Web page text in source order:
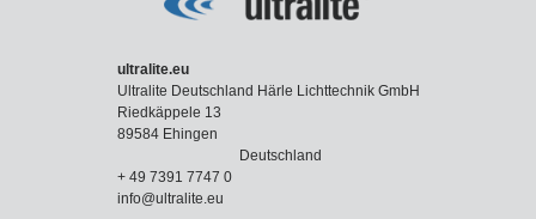
ultralite.eu
Ultralite Deutschland Härle Lichttechnik GmbH
Riedkäppele 13
89584 Ehingen
Deutschland
+ 49 7391 7747 0
info@ultralite.eu